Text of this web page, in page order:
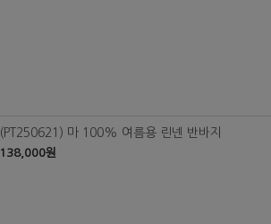
(PT250621) 마 100% 여름용 린넨 반바지
138,000원